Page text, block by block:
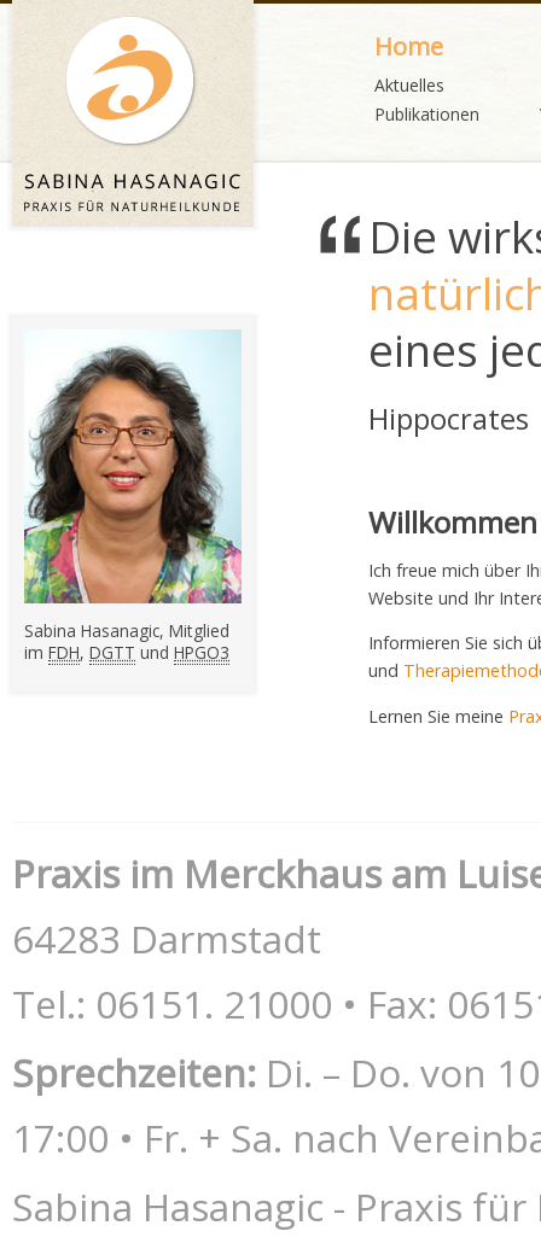
Home
Aktuelles
Publikationen
Die
eines
Hippocrates
Willkommen
Ich freue mich über
Website und Ihr
Informieren Sie sich
und
Lernen Sie meine
Sabina Hasanagic, Mitglied
im FDH, DGTT und HPGO3
Praxis im Merckhaus am
64283 Darmstadt
Tel.: 06151. 21000 • Fax:
Sprechzeiten: Di. – Do. von
17:00 • Fr. + Sa. nach
Sabina Hasanagic - Praxis